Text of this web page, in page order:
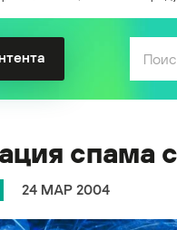
спама
24 МАР 2004